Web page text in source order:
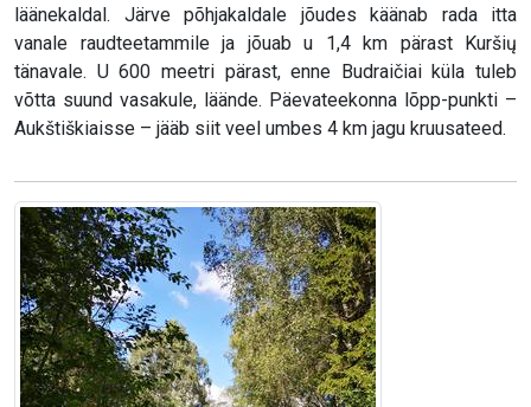
läänekaldal. Järve põhjakaldale jõudes käänab rada itta
vanale raudteetammile ja jõuab u 1,4 km pärast Kuršių
tänavale. U 600 meetri pärast, enne Budraičiai küla tuleb
võtta suund vasakule, läände. Päevateekonna lõpp-punkti –
Aukštiškiaisse – jääb siit veel umbes 4 km jagu kruusateed.